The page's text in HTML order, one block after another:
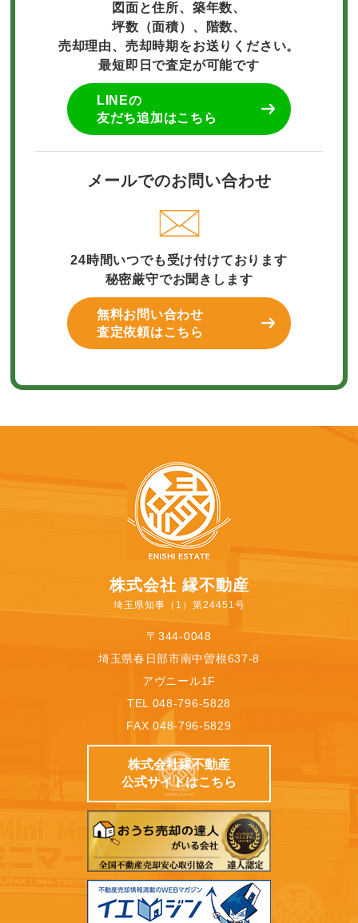
図面と住所、築年数、
坪数（面積）、階数、
売却理由、売却時期をお送りください。
最短即日で査定が可能です
LINEの
友だち追加はこちら
メールでのお問い合わせ
24時間いつでも受け付けております
秘密厳守でお聞きします
無料お問い合わせ
査定依頼はこちら
株式会社 縁不動産
埼玉県知事（1）第24451号
〒344-0048
埼玉県春日部市南中曽根637-8
アヴニール1F
TEL 048-796-5828
FAX 048-796-5829
株式会社縁不動産
公式サイトはこちら